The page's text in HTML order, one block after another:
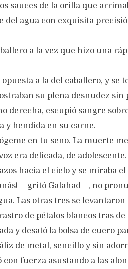
sauces de la orilla que
del agua con exquisita
a la vez que hizo una
a la del caballero, y se
su plena desnudez
derecha, escupió sangre
y hendida en su carne.
en tu seno. La muerte
era delicada, de
hacia el cielo y se miraba el
—gritó Galahad—, no
Las otras tres se
de pétalos blancos tras
y desató la bolsa de cuero
de metal, sencillo y sin
fuerza asustando a las